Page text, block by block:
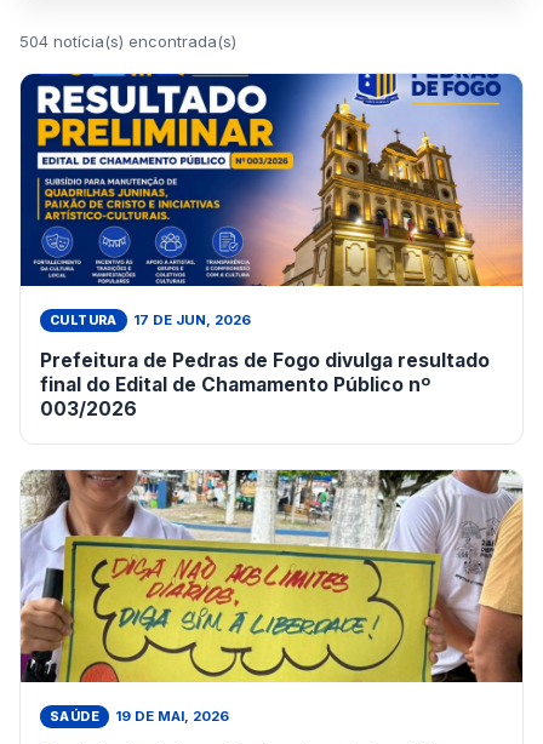
504 notícia(s) encontrada(s)
CULTURA 17 DE JUN, 2026
Prefeitura de Pedras de Fogo divulga resultado
final do Edital de Chamamento Público nº
003/2026
SAÚDE 19 DE MAI, 2026